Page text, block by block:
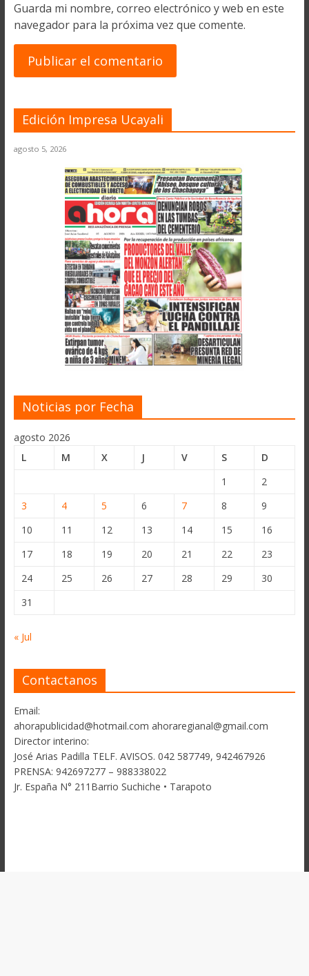
Guarda mi nombre, correo electrónico y web en este
navegador para la próxima vez que comente.
Edición Impresa Ucayali
agosto 5, 2026
Noticias por Fecha
agosto 2026
L
M X J V S
D
1
2
3
4 5 6 7 8
9
10
11 12 13 14 15
16
17
18 19 20 21 22
23
24
25 26 27 28 29
30
31
« Jul
Contactanos
Email:
ahorapublicidad@hotmail.com ahoraregianal@gmail.com
Director interino:
José Arias Padilla TELF. AVISOS. 042 587749, 942467926
PRENSA: 942697277 – 988338022
Jr. España N° 211Barrio Suchiche • Tarapoto